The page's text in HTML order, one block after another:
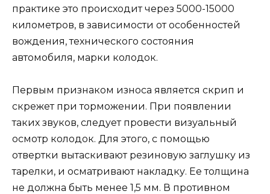
практике это происходит через 5000-15000
километров, в зависимости от особенностей
вождения, технического состояния
автомобиля, марки колодок.
Первым признаком износа является скрип и
скрежет при торможении. При появлении
таких звуков, следует провести визуальный
осмотр колодок. Для этого, с помощью
отвертки вытаскивают резиновую заглушку из
тарелки, и осматривают накладку. Ее толщина
не должна быть менее 1,5 мм. В противном